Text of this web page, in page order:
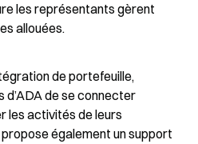
les représentants gèrent
allouées.
de portefeuille,
de se connecter
les activités de leurs
également un support